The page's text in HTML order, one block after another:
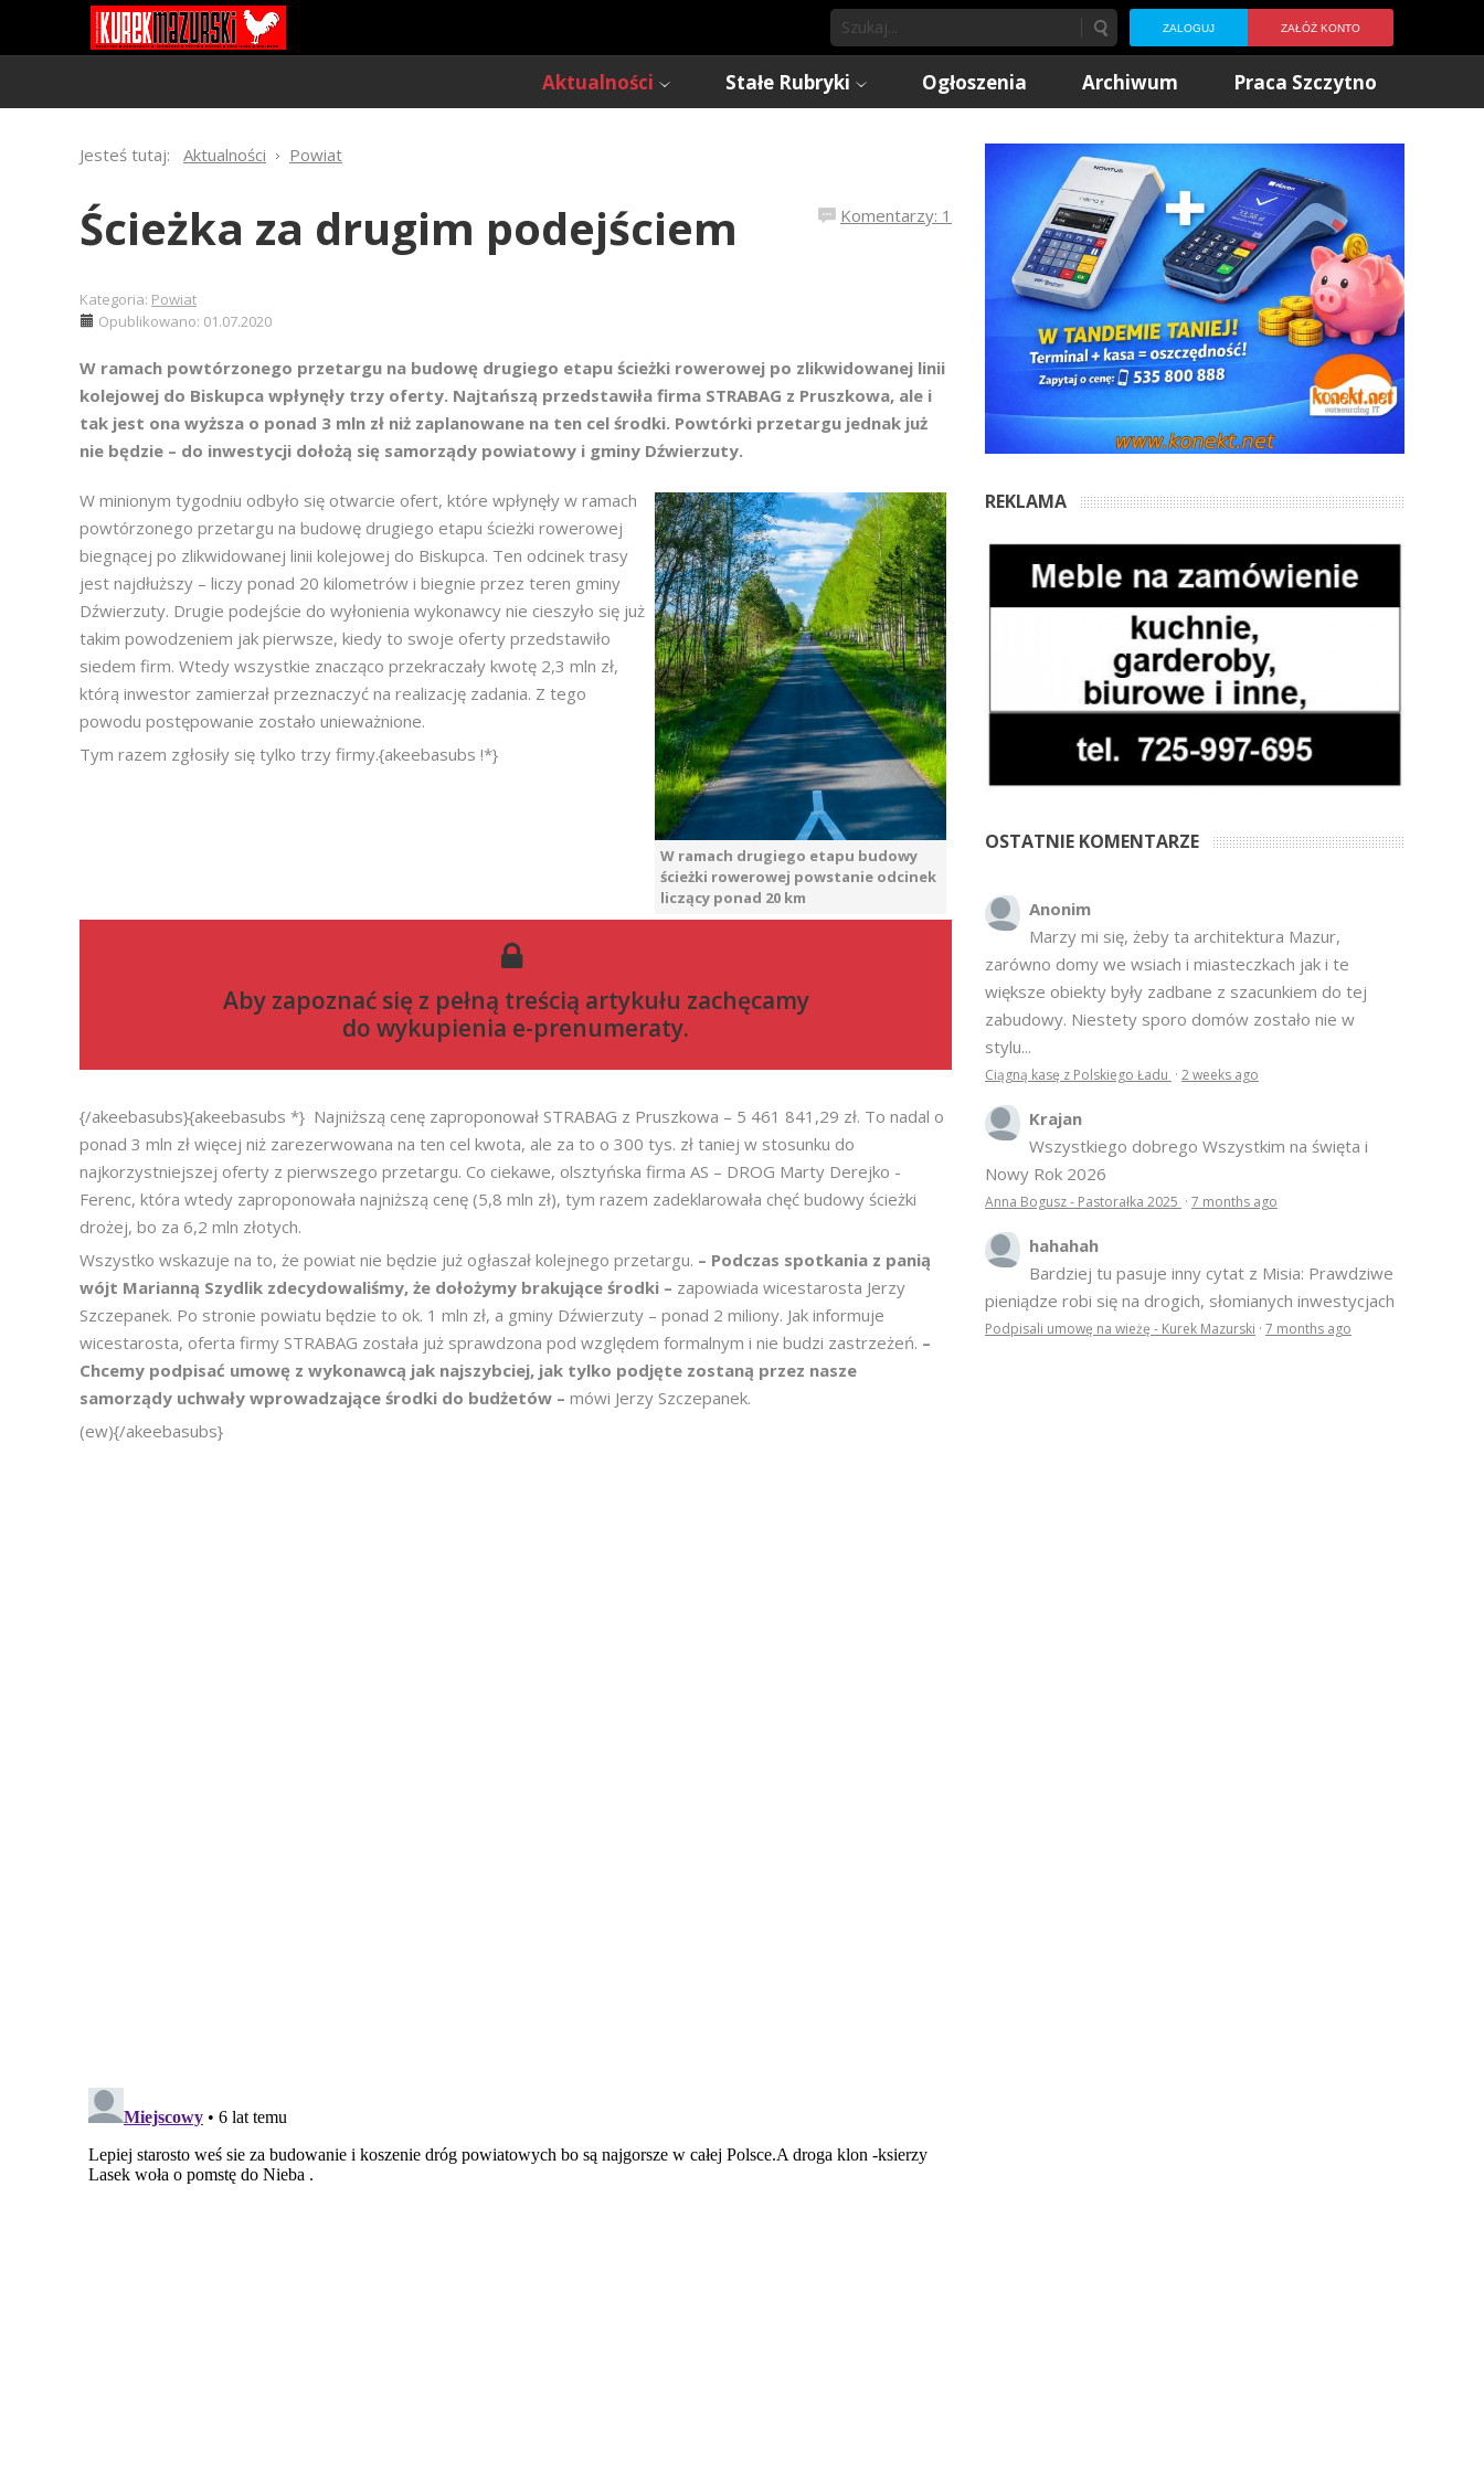
ZALOGUJ ZAŁÓŻ KONTO
Aktualności Stałe Rubryki Ogłoszenia Archiwum Praca Szczytno
Jesteś tutaj: Aktualności Powiat
Komentarzy: 1
Ścieżka za drugim podejściem
Kategoria: Powiat
Opublikowano: 01.07.2020
W ramach powtórzonego przetargu na budowę drugiego etapu ścieżki rowerowej po zlikwidowanej linii
kolejowej do Biskupca wpłynęły trzy oferty. Najtańszą przedstawiła firma STRABAG z Pruszkowa, ale i
tak jest ona wyższa o ponad 3 mln zł niż zaplanowane na ten cel środki. Powtórki przetargu jednak już
nie będzie – do inwestycji dołożą się samorządy powiatowy i gminy Dźwierzuty.
W ramach drugiego etapu budowy
ścieżki rowerowej powstanie odcinek
liczący ponad 20 km
W minionym tygodniu odbyło się otwarcie ofert, które wpłynęły w ramach
powtórzonego przetargu na budowę drugiego etapu ścieżki rowerowej
biegnącej po zlikwidowanej linii kolejowej do Biskupca. Ten odcinek trasy
jest najdłuższy – liczy ponad 20 kilometrów i biegnie przez teren gminy
Dźwierzuty. Drugie podejście do wyłonienia wykonawcy nie cieszyło się już
takim powodzeniem jak pierwsze, kiedy to swoje oferty przedstawiło
siedem firm. Wtedy wszystkie znacząco przekraczały kwotę 2,3 mln zł,
którą inwestor zamierzał przeznaczyć na realizację zadania. Z tego
powodu postępowanie zostało unieważnione.
Tym razem zgłosiły się tylko trzy firmy.{akeebasubs !*}
Aby zapoznać się z pełną treścią artykułu zachęcamy
do wykupienia e-prenumeraty.
{/akeebasubs}{akeebasubs *} Najniższą cenę zaproponował STRABAG z Pruszkowa – 5 461 841,29 zł. To nadal o
ponad 3 mln zł więcej niż zarezerwowana na ten cel kwota, ale za to o 300 tys. zł taniej w stosunku do
najkorzystniejszej oferty z pierwszego przetargu. Co ciekawe, olsztyńska firma AS – DROG Marty Derejko -
Ferenc, która wtedy zaproponowała najniższą cenę (5,8 mln zł), tym razem zadeklarowała chęć budowy ścieżki
drożej, bo za 6,2 mln złotych.
Wszystko wskazuje na to, że powiat nie będzie już ogłaszał kolejnego przetargu. – Podczas spotkania z panią
wójt Marianną Szydlik zdecydowaliśmy, że dołożymy brakujące środki – zapowiada wicestarosta Jerzy
Szczepanek. Po stronie powiatu będzie to ok. 1 mln zł, a gminy Dźwierzuty – ponad 2 miliony. Jak informuje
wicestarosta, oferta firmy STRABAG została już sprawdzona pod względem formalnym i nie budzi zastrzeżeń. –
Chcemy podpisać umowę z wykonawcą jak najszybciej, jak tylko podjęte zostaną przez nasze
samorządy uchwały wprowadzające środki do budżetów – mówi Jerzy Szczepanek.
(ew){/akeebasubs}
REKLAMA
OSTATNIE KOMENTARZE
Anonim
Marzy mi się, żeby ta architektura Mazur,
zarówno domy we wsiach i miasteczkach jak i te
większe obiekty były zadbane z szacunkiem do tej
zabudowy. Niestety sporo domów zostało nie w
stylu...
Ciągną kasę z Polskiego Ładu · 2 weeks ago
Krajan
Wszystkiego dobrego Wszystkim na święta i
Nowy Rok 2026
Anna Bogusz - Pastorałka 2025 · 7 months ago
hahahah
Bardziej tu pasuje inny cytat z Misia: Prawdziwe
pieniądze robi się na drogich, słomianych inwestycjach
Podpisali umowę na wieżę - Kurek Mazurski · 7 months ago